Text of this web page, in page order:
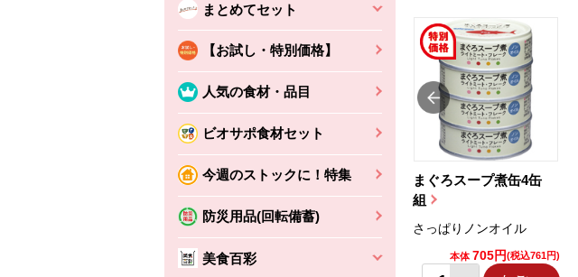
まとめてセット
【お試し・特別価格】
人気の食材・品目
ビオサポ食材セット
今週のストックに！特集
防災用品(回転備蓄)
美食百彩
まぐろスープ煮缶4缶
組
さっぱりノンオイル
本体 705円(税込761円)
ちょこっと揚げ（香
えびの風味がぶわっ！
(税込356円)
バルサミコ
コク深くフルーティー
本体2,160円(税込2,333円)
かごへ